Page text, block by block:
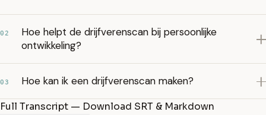
02
Hoe helpt de drijfverenscan bij persoonlijke
ontwikkeling?
03 Hoe kan ik een drijfverenscan maken?
Full Transcript — Download SRT & Markdown